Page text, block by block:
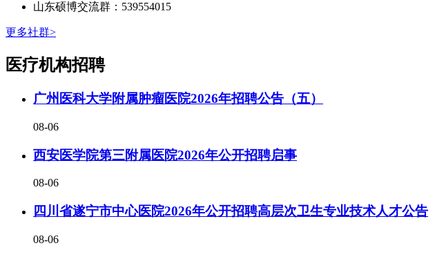
山东硕博交流群：539554015
更多社群>
医疗机构招聘
广州医科大学附属肿瘤医院2026年招聘公告（五）
08-06
西安医学院第三附属医院2026年公开招聘启事
08-06
四川省遂宁市中心医院2026年公开招聘高层次卫生专业技术人才公告
08-06